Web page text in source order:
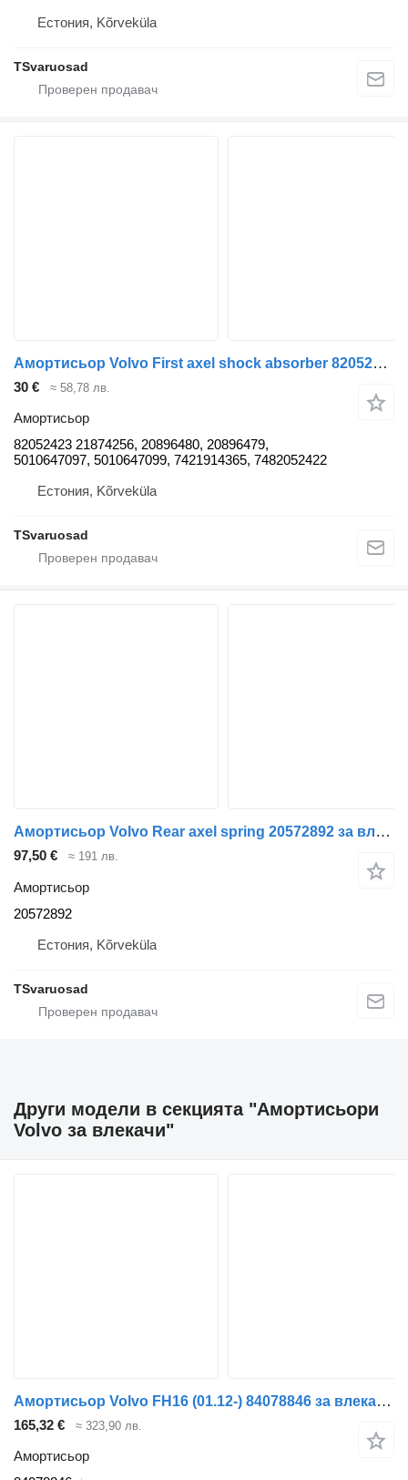
Естония, Kõrveküla
TSvaruosad
Амортисьор Volvo First axel shock absorber 82052423 за влекач Volvo FL280
30 € ≈ 58,78 лв.
Амортисьор
82052423 21874256, 20896480, 20896479,
5010647097, 5010647099, 7421914365, 7482052422
Естония, Kõrveküla
TSvaruosad
Амортисьор Volvo Rear axel spring 20572892 за влекач Volvo FL240
97,50 € ≈ 191 лв.
Амортисьор
20572892
Естония, Kõrveküla
TSvaruosad
Други модели в секцията "Амортисьори
Volvo за влекачи"
Амортисьор Volvo FH16 (01.12-) 84078846 за влекач Volvo FH12, FH16, NH12, FH, VNL780 (1993-2014)
165,32 € ≈ 323,90 лв.
Амортисьор